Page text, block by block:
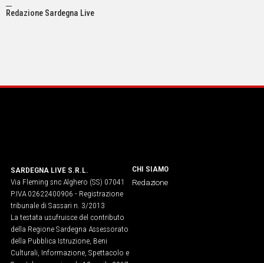
Redazione Sardegna Live
SARDEGNA LIVE S.R.L.
Via Fleming snc Alghero (SS) 07041
P.IVA 02622400906 - Registrazione
tribunale di Sassari n. 3/2013
La testata usufruisce del contributo
della Regione Sardegna Assessorato
della Pubblica Istruzione, Beni
Culturali, Informazione, Spettacolo e
CHI SIAMO
Redazione